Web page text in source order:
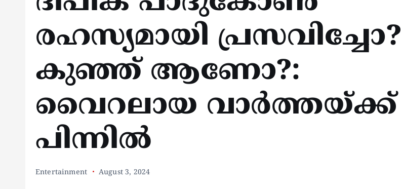
രഹസ്യമായി പ്രസവിച്ചോ?
കുഞ്ഞ് ആണോ?:
വൈറലായ വാര്‍ത്തയ്ക്ക്
പിന്നില്‍
Entertainment August 3, 2024